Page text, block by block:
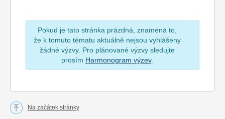
Pokud je tato stránka prázdná, znamená to,
že k tomuto tématu aktuálně nejsou vyhlášeny
žádné výzvy. Pro plánované výzvy sledujte
prosím Harmonogram výzev.
Na začátek stránky